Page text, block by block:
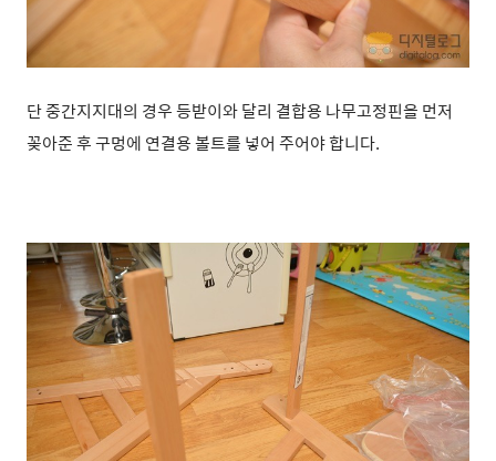
단 중간지지대의 경우 등받이와 달리 결합용 나무고정핀을 먼저
꽂아준 후 구멍에 연결용 볼트를 넣어 주어야 합니다.